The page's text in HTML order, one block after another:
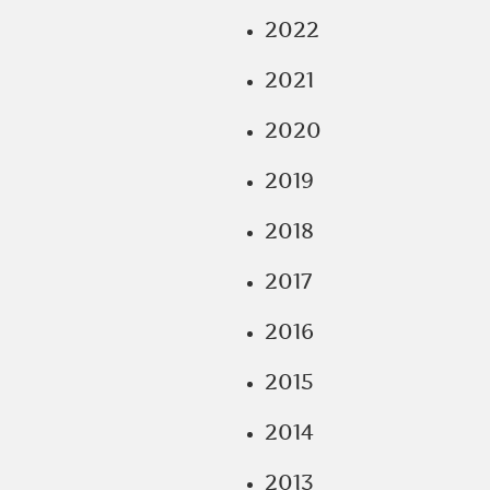
2022
2021
2020
2019
2018
2017
2016
2015
2014
2013